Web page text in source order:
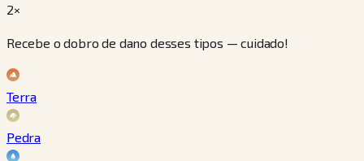
2×
Recebe o dobro de dano desses tipos — cuidado!
Terra
Pedra